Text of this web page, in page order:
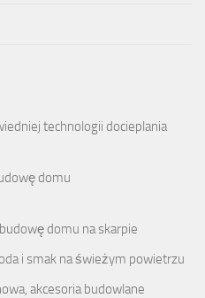
technologii docieplania
domu
domu na skarpie
i smak na świeżym powietrzu
akcesoria budowlane